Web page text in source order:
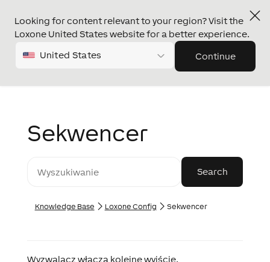
Looking for content relevant to your region? Visit the
Loxone United States website for a better experience.
United States Continue
Sekwencer
Knowledge Base Loxone Config Sekwencer
Wyzwalacz włącza kolejne wyjście.